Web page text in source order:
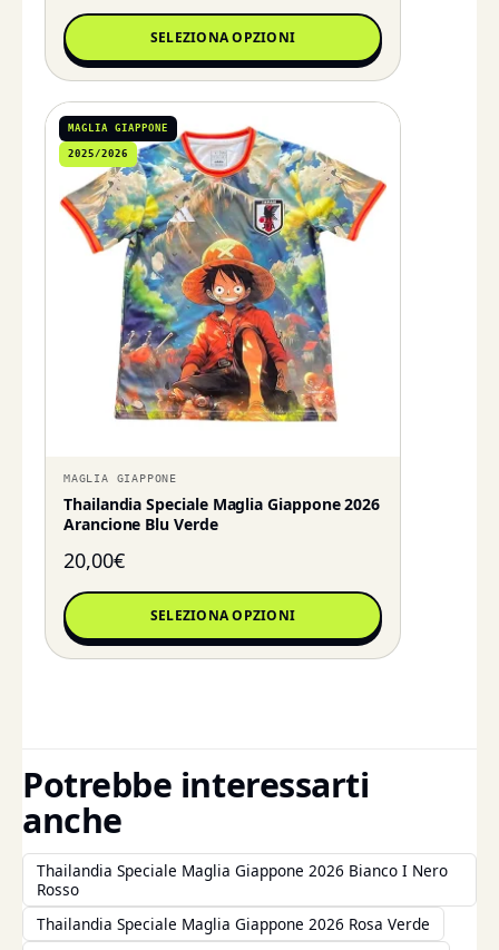
SELEZIONA OPZIONI
MAGLIA GIAPPONE
2025/2026
MAGLIA GIAPPONE
Thailandia Speciale Maglia Giappone 2026
Arancione Blu Verde
20,00€
SELEZIONA OPZIONI
Potrebbe interessarti
anche
Thailandia Speciale Maglia Giappone 2026 Bianco I Nero
Rosso
Thailandia Speciale Maglia Giappone 2026 Rosa Verde